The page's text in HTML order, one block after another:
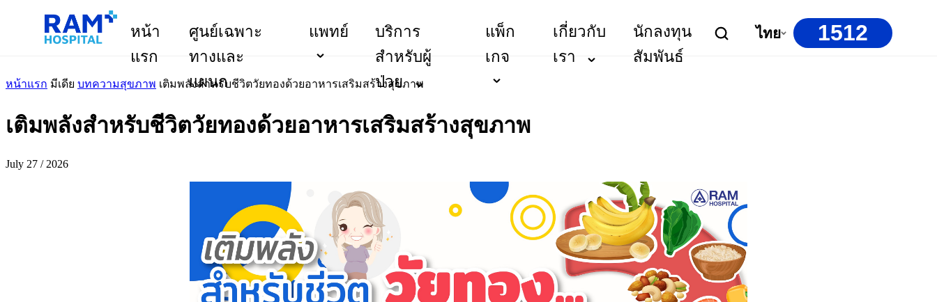
หน้า
แรก
ศูนย์เฉพาะ
ทางและ
แผนก
แพทย์
บริการ
สำหรับผู้
ป่วย
แพ็ก
เกจ
เกี่ยวกับ
เรา
นักลงทุน
สัมพันธ์
ไทย 1512
หน้าแรก มีเดีย บทความสุขภาพ เติมพลังสำหรับชีวิตวัยทองด้วยอาหารเสริมสร้างสุขภาพ
เติมพลังสำหรับชีวิตวัยทองด้วยอาหารเสริมสร้างสุขภาพ
July 27 / 2026